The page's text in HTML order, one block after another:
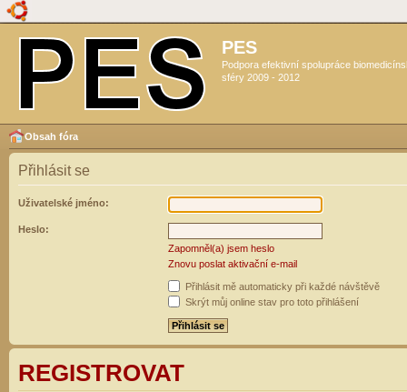
PES
Podpora efektivní spolupráce
sféry 2009 - 2012
Obsah fóra
Přihlásit se
Uživatelské jméno:
Heslo:
Zapomněl(a) jsem heslo
Znovu poslat aktivační e-mail
Přihlásit mě automaticky při každé návštěvě
Skrýt můj online stav pro toto přihlášení
REGISTROVAT